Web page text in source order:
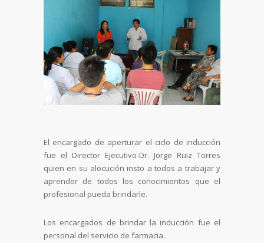
El encargado de aperturar el ciclo de inducción
fue el Director Ejecutivo-Dr. Jorge Ruiz Torres
quien en su alocución insto a todos a trabajar y
aprender de todos los conocimientos que el
profesional pueda brindarle.
Los encargados de brindar la inducción fue el
personal del servicio de farmacia.